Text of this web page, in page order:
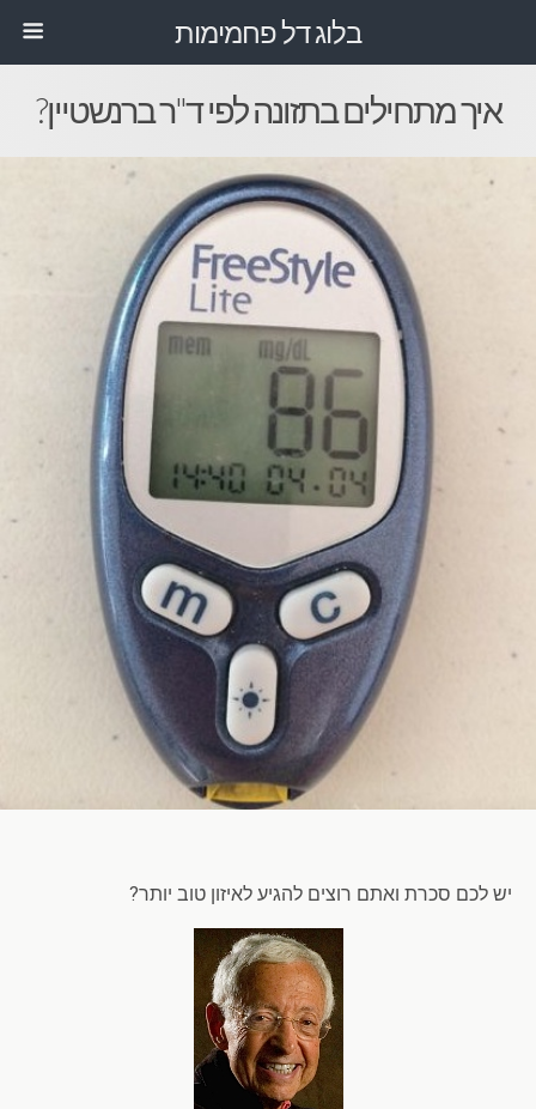
בלוג דל פחמימות
איך מתחילים בתזונה לפי ד"ר ברנשטיין?
יש לכם סכרת ואתם רוצים להגיע לאיזון טוב יותר?